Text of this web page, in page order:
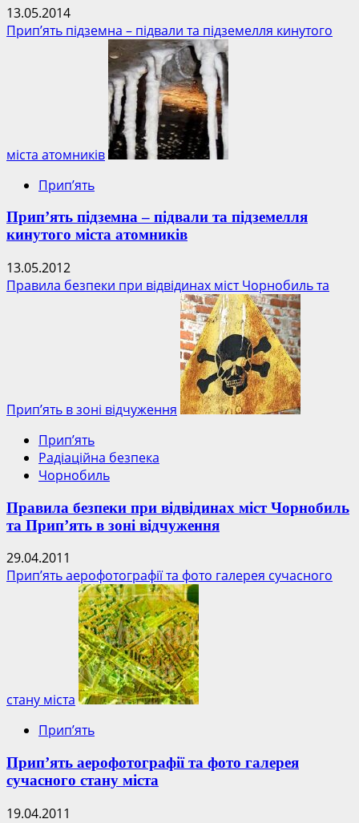
13.05.2014
Прип’ять підземна – підвали та підземелля кинутого
міста атомників
Прип’ять
Прип’ять підземна – підвали та підземелля
кинутого міста атомників
13.05.2012
Правила безпеки при відвідинах міст Чорнобиль та
Прип’ять в зоні відчуження
Прип’ять
Радіаційна безпека
Чорнобиль
Правила безпеки при відвідинах міст Чорнобиль
та Прип’ять в зоні відчуження
29.04.2011
Прип’ять аерофотографії та фото галерея сучасного
стану міста
Прип’ять
Прип’ять аерофотографії та фото галерея
сучасного стану міста
19.04.2011